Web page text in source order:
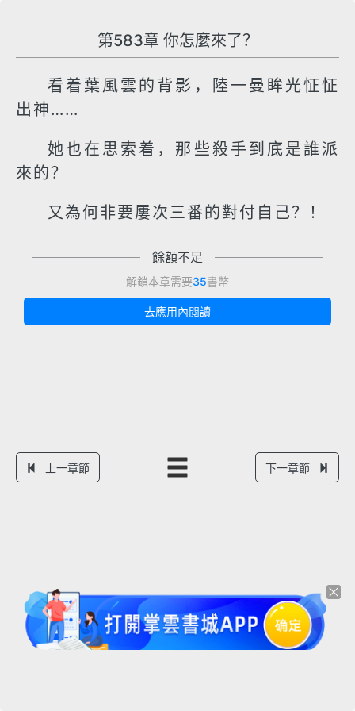
第583章 你怎麼來了？
看着葉風雲的背影，陸一曼眸光怔怔
出神……
她也在思索着，那些殺手到底是誰派
來的？
又為何非要屢次三番的對付自己？！
餘額不足
解鎖本章需要35書幣
去應用內閱讀
上一章節 下一章節